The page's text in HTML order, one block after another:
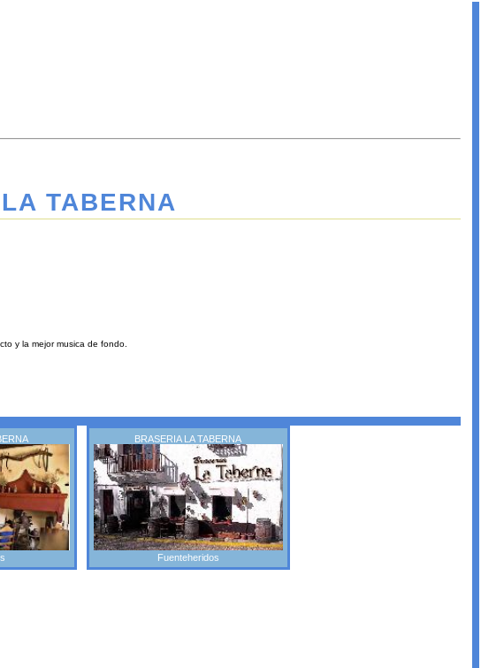
TABERNA
y la mejor musica de fondo.
BRASERIA LA TABERNA
Fuenteheridos